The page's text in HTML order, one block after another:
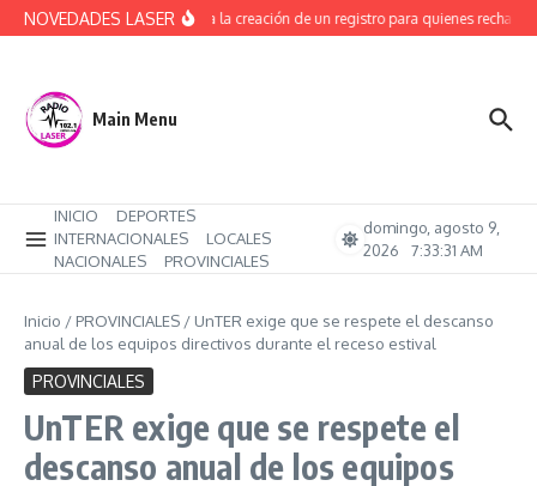
Saltar al contenido
NOVEDADES LASERAvanza la creación de un registro para quienes rechacen
Main Menu
INICIO
DEPORTES
INTERNACIONALES
LOCALES
NACIONALES
PROVINCIALES
domingo, agosto 9,
2026
7:33:31 AM
Inicio / PROVINCIALES / UnTER exige que se respete el descanso
anual de los equipos directivos durante el receso estival
PROVINCIALES
UnTER exige que se respete el
descanso anual de los equipos